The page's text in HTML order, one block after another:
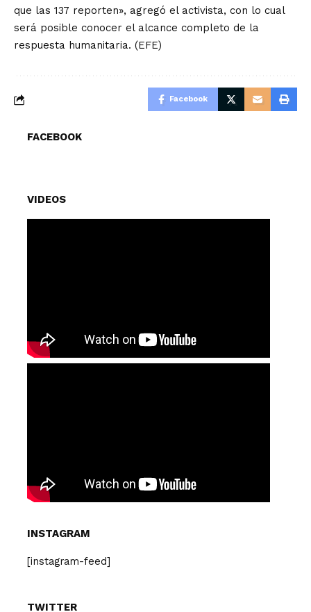
que las 137 reporten», agregó el activista, con lo cual
será posible conocer el alcance completo de la
respuesta humanitaria. (EFE)
Facebook
FACEBOOK
VIDEOS
INSTAGRAM
[instagram-feed]
TWITTER